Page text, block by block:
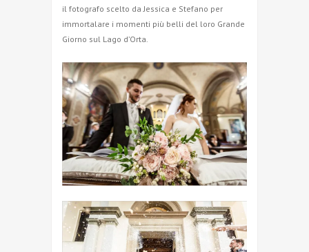
il fotografo scelto da Jessica e Stefano per
immortalare i momenti più belli del loro Grande
Giorno sul Lago d’Orta.